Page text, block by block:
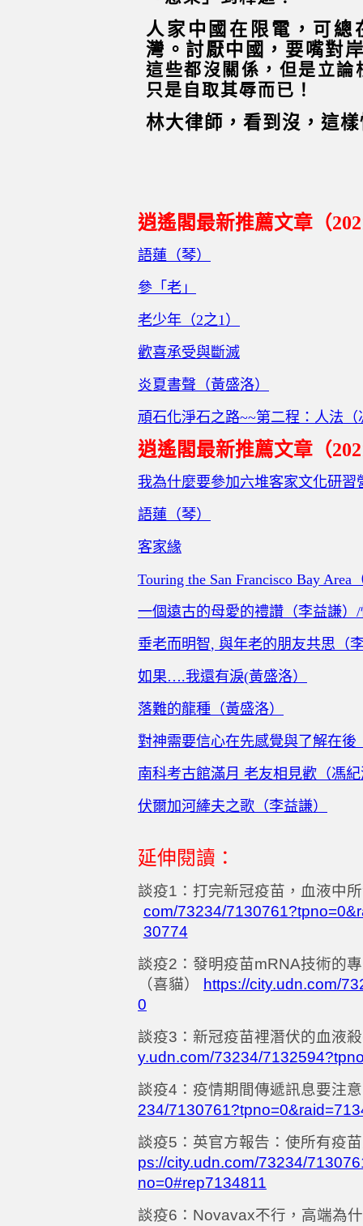
人家中國在限電，可總
灣。討厭中國，要嘴對
這些都沒關係，但是立
只是自取其辱而已！
林大律師，看到沒，這
逍遙閣最新推薦文章（
語蓮（琴）
參「老」
老少年（2之1）
歡喜承受與斷滅
炎夏書聲（黃盛洛）
頑石化淨石之路~~第二程：人法（
逍遙閣最新推薦文章（
我為什麼要參加六堆客家文化研習
語蓮（琴）
客家緣
Touring the San Francisco Bay Area
一個遠古的母愛的禮讚（李益謙） /
垂老而明智, 與年老的朋友共思（
如果….我還有淚(黃盛洛）
落難的龍種（黃盛洛）
對神需要信心在先感覺與了解在後
南科考古館滿月 老友相見歡（馮
伏爾加河縴夫之歌（李益謙）
延伸閱讀：
談疫1 ：打完新冠疫苗，血液中
com/73234/
30774
談疫2 ：發明疫苗mRNA技術的
（喜貓）
https://city.udn.com/
0
談疫3 ：新冠疫苗裡潛伏的血液
y.udn.com/73234/
談疫4 ：疫情期間傳遞訊息要注
234/
談疫5 ：英官方報告：使所有疫
ps://city.udn.com/73234/
no=0#rep7134811
談疫6 ： Novavax不行，高端為